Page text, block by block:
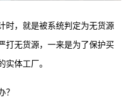
时，就是被系统判定为无货源
打无货源，一来是为了保护买
实体工厂。
？